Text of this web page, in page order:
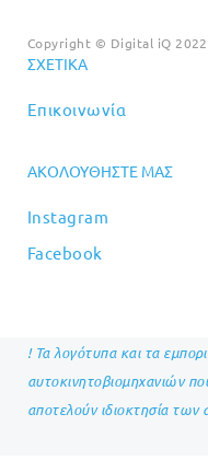
Copyright © Digital iQ
ΣΧΕΤΙΚΆ
Επικοινωνία
ΑΚΟΛΟΥΘΉΣΤΕ ΜΑΣ
Instagram
Facebook
! Τα λογότυπα και τα
αυτοκινητοβιομηχανιών
αποτελούν ιδιοκτησία